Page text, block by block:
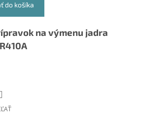
do košíka
na výmenu jadra